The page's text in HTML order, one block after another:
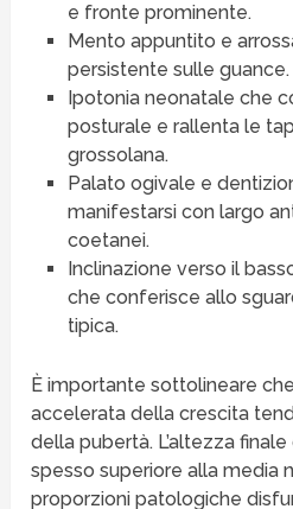
e fronte prominente.
Mento appuntito e
persistente sulle guance.
Ipotonia neonatale che
posturale e rallenta le
grossolana.
Palato ogivale e
manifestarsi con largo
coetanei.
Inclinazione verso il
che conferisce allo
tipica.
È importante sottolineare
accelerata della crescita
della pubertà. L’altezza
spesso superiore alla media
proporzioni patologiche